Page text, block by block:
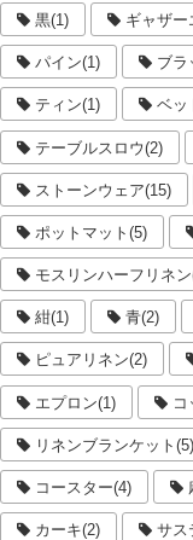
黒(1) ギャザー
パイン(1) ブラ
ティン(1) ベッ
テーブルスロウ(2)
ストーンウェア(15)
ポットマット(5)
モスリンハーフリネ
紺(1) 青(2)
ピュアリネン(2)
エプロン(1) コ
リネンブランケット(5)
コースター(4)
カーキ(2) サス